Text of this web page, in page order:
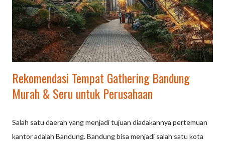
di alam terbuka, seperti permainan kelompok, simulasi, dan
tantangan fisik maupun mental. Sering kali dilaksanakan di lokasi
yang menyatu dengan alam, seperti pegunungan, hutan, atau
pantai. M...
Rekomendasi Tempat Gathering Bandung
Murah & Seru untuk Perusahaan
Salah satu daerah yang menjadi tujuan diadakannya pertemuan
kantor adalah Bandung. Bandung bisa menjadi salah satu kota